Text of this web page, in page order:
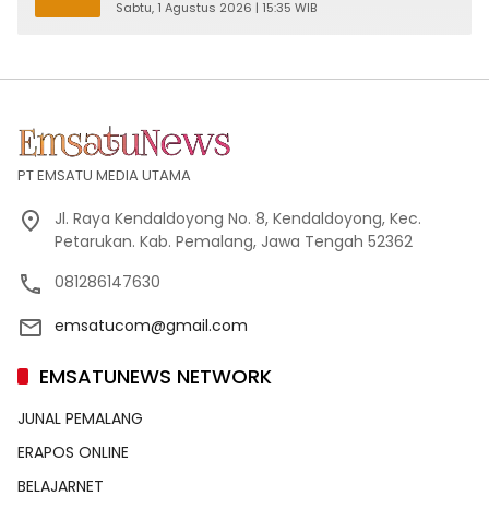
Pelayan Rakyat!
Sabtu, 1 Agustus 2026 | 15:35 WIB
PT EMSATU MEDIA UTAMA
Jl. Raya Kendaldoyong No. 8, Kendaldoyong, Kec.
Petarukan. Kab. Pemalang, Jawa Tengah 52362
081286147630
emsatucom@gmail.com
EMSATUNEWS NETWORK
JUNAL PEMALANG
ERAPOS ONLINE
BELAJARNET